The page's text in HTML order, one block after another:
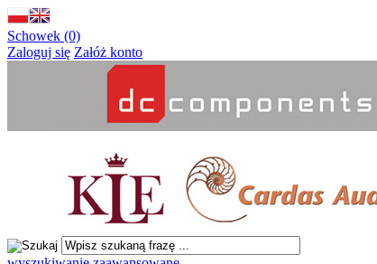
Schowek (0)
Zaloguj się Załóż konto